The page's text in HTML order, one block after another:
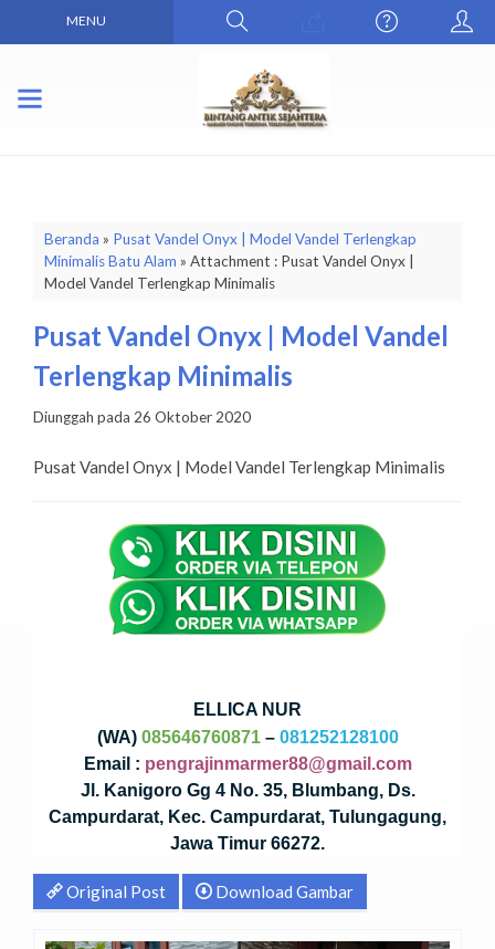
MENU
Beranda » Pusat Vandel Onyx | Model Vandel Terlengkap
Minimalis Batu Alam » Attachment : Pusat Vandel Onyx |
Model Vandel Terlengkap Minimalis
Pusat Vandel Onyx | Model Vandel
Terlengkap Minimalis
Diunggah pada 26 Oktober 2020
Pusat Vandel Onyx | Model Vandel Terlengkap Minimalis
ELLICA NUR
(WA) 085646760871– 081252128100
Email : pengrajinmarmer88@gmail.com
Jl. Kanigoro Gg 4 No. 35, Blumbang, Ds.
Campurdarat, Kec. Campurdarat, Tulungagung,
Jawa Timur 66272.
Original Post Download Gambar